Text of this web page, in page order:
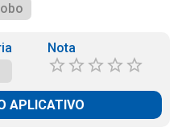
Nota
APLICATIVO